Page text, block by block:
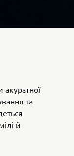
та
й